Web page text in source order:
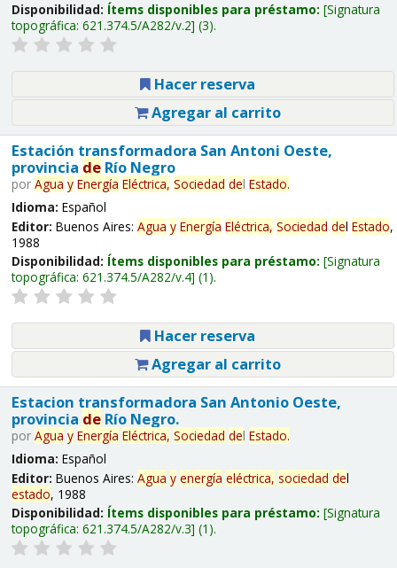
Disponibilidad: Ítems disponibles para préstamo: Signatura
topográfica: 621.374.5/A282/v.2 (3).
Hacer reserva
Agregar al carrito
Estación transformadora San Antoni Oeste,
provincia deRío Negro
por Agua y Energía Eléctrica, Sociedad del Estado.
Idioma: Español
Editor: Buenos Aires: Agua y Energía Eléctrica, Sociedad del Estado,
1988
Disponibilidad: Ítems disponibles para préstamo: Signatura
topográfica: 621.374.5/A282/v.4 (1).
Hacer reserva
Agregar al carrito
Estacion transformadora San Antonio Oeste,
provincia deRío Negro.
por Agua y Energía Eléctrica, Sociedad del Estado.
Idioma: Español
Editor: Buenos Aires: Agua y energía eléctrica, sociedad del
estado, 1988
Disponibilidad: Ítems disponibles para préstamo: Signatura
topográfica: 621.374.5/A282/v.3 (1).